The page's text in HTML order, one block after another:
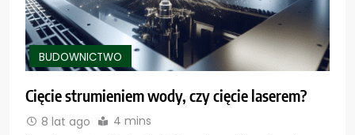
BUDOWNICTWO
Cięcie strumieniem wody, czy cięcie laserem?
8 lat ago 4 mins